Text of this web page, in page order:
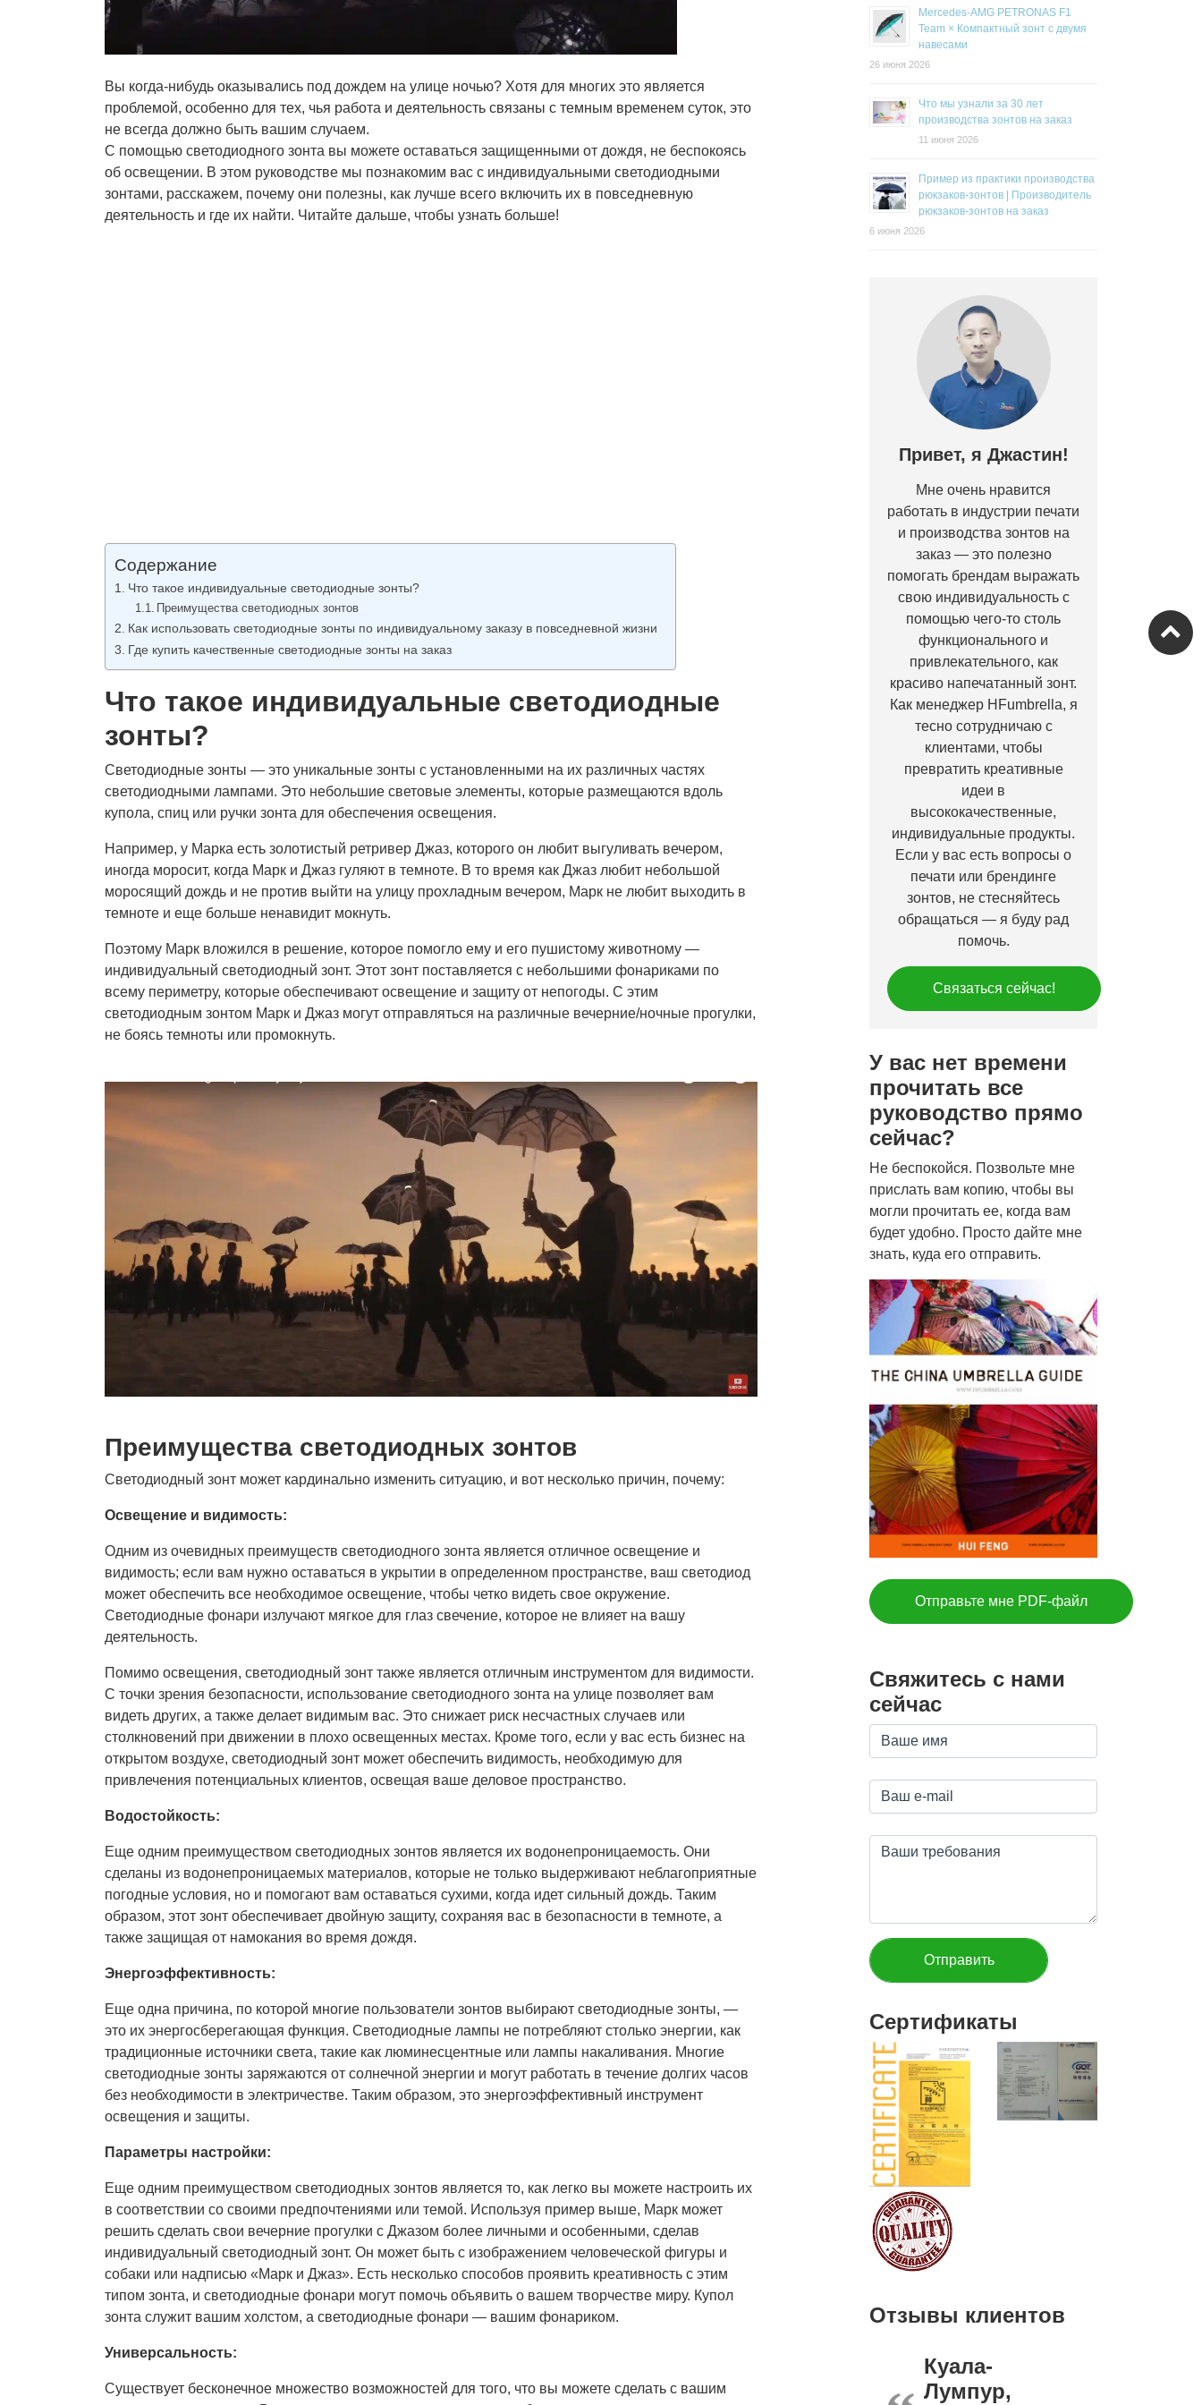
Вы когда-нибудь оказывались под дождем на улице ночью? Хотя для многих это является
проблемой, особенно для тех, чья работа и деятельность связаны с темным временем суток, это
не всегда должно быть вашим случаем.
С помощью светодиодного зонта вы можете оставаться защищенными от дождя, не беспокоясь
об освещении. В этом руководстве мы познакомим вас с индивидуальными светодиодными
зонтами, расскажем, почему они полезны, как лучше всего включить их в повседневную
деятельность и где их найти. Читайте дальше, чтобы узнать больше!
Содержание
Что такое индивидуальные светодиодные зонты?
Преимущества светодиодных зонтов
Как использовать светодиодные зонты по индивидуальному заказу в повседневной жизни
Где купить качественные светодиодные зонты на заказ
Что такое индивидуальные светодиодные
зонты?
Светодиодные зонты — это уникальные зонты с установленными на их различных частях
светодиодными лампами. Это небольшие световые элементы, которые размещаются вдоль
купола, спиц или ручки зонта для обеспечения освещения.
Например, у Марка есть золотистый ретривер Джаз, которого он любит выгуливать вечером,
иногда моросит, когда Марк и Джаз гуляют в темноте. В то время как Джаз любит небольшой
моросящий дождь и не против выйти на улицу прохладным вечером, Марк не любит выходить в
темноте и еще больше ненавидит мокнуть.
Поэтому Марк вложился в решение, которое помогло ему и его пушистому животному —
индивидуальный светодиодный зонт. Этот зонт поставляется с небольшими фонариками по
всему периметру, которые обеспечивают освещение и защиту от непогоды. С этим
светодиодным зонтом Марк и Джаз могут отправляться на различные вечерние/ночные прогулки,
не боясь темноты или промокнуть.
Преимущества светодиодных зонтов
Светодиодный зонт может кардинально изменить ситуацию, и вот несколько причин, почему:
Освещение и видимость:
Одним из очевидных преимуществ светодиодного зонта является отличное освещение и
видимость; если вам нужно оставаться в укрытии в определенном пространстве, ваш светодиод
может обеспечить все необходимое освещение, чтобы четко видеть свое окружение.
Светодиодные фонари излучают мягкое для глаз свечение, которое не влияет на вашу
деятельность.
Помимо освещения, светодиодный зонт также является отличным инструментом для видимости.
С точки зрения безопасности, использование светодиодного зонта на улице позволяет вам
видеть других, а также делает видимым вас. Это снижает риск несчастных случаев или
столкновений при движении в плохо освещенных местах. Кроме того, если у вас есть бизнес на
открытом воздухе, светодиодный зонт может обеспечить видимость, необходимую для
привлечения потенциальных клиентов, освещая ваше деловое пространство.
Водостойкость:
Еще одним преимуществом светодиодных зонтов является их водонепроницаемость. Они
сделаны из водонепроницаемых материалов, которые не только выдерживают неблагоприятные
погодные условия, но и помогают вам оставаться сухими, когда идет сильный дождь. Таким
образом, этот зонт обеспечивает двойную защиту, сохраняя вас в безопасности в темноте, а
также защищая от намокания во время дождя.
Энергоэффективность:
Еще одна причина, по которой многие пользователи зонтов выбирают светодиодные зонты, —
это их энергосберегающая функция. Светодиодные лампы не потребляют столько энергии, как
традиционные источники света, такие как люминесцентные или лампы накаливания. Многие
светодиодные зонты заряжаются от солнечной энергии и могут работать в течение долгих часов
без необходимости в электричестве. Таким образом, это энергоэффективный инструмент
освещения и защиты.
Параметры настройки:
Еще одним преимуществом светодиодных зонтов является то, как легко вы можете настроить их
в соответствии со своими предпочтениями или темой. Используя пример выше, Марк может
решить сделать свои вечерние прогулки с Джазом более личными и особенными, сделав
индивидуальный светодиодный зонт. Он может быть с изображением человеческой фигуры и
собаки или надписью «Марк и Джаз». Есть несколько способов проявить креативность с этим
типом зонта, и светодиодные фонари могут помочь объявить о вашем творчестве миру. Купол
зонта служит вашим холстом, а светодиодные фонари — вашим фонариком.
Универсальность:
Существует бесконечное множество возможностей для того, что вы можете сделать с вашим
Mercedes-AMG PETRONAS F1
Team × Компактный зонт с двумя
навесами
26 июня 2026
Что мы узнали за 30 лет
производства зонтов на заказ
11 июня 2026
Пример из практики производства
рюкзаков-зонтов | Производитель
рюкзаков-зонтов на заказ
6 июня 2026
Привет, я Джастин!
Мне очень нравится
работать в индустрии печати
и производства зонтов на
заказ — это полезно
помогать брендам выражать
свою индивидуальность с
помощью чего-то столь
функционального и
привлекательного, как
красиво напечатанный зонт.
Как менеджер HFumbrella, я
тесно сотрудничаю с
клиентами, чтобы
превратить креативные
идеи в
высококачественные,
индивидуальные продукты.
Если у вас есть вопросы о
печати или брендинге
зонтов, не стесняйтесь
обращаться — я буду рад
помочь.
Связаться сейчас!
У вас нет времени
прочитать все
руководство прямо
сейчас?
Не беспокойся. Позвольте мне
прислать вам копию, чтобы вы
могли прочитать ее, когда вам
будет удобно. Просто дайте мне
знать, куда его отправить.
Отправьте мне PDF-файл
Свяжитесь с нами
сейчас
Сертификаты
Отзывы клиентов
Куала-
Лумпур,